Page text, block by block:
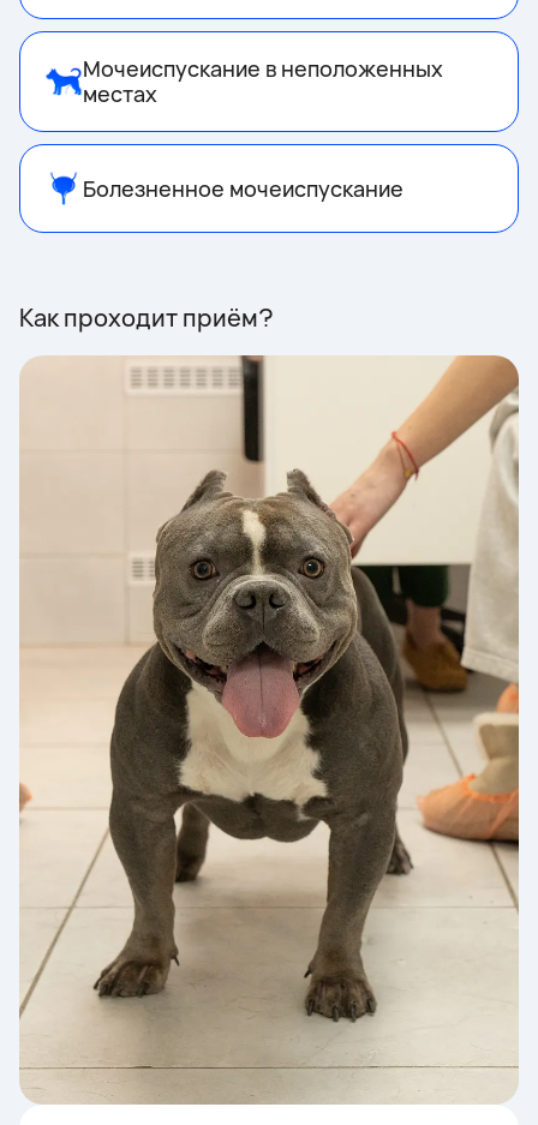
Мочеиспускание в неположенных
местах
Болезненное мочеиспускание
Как проходит приём?